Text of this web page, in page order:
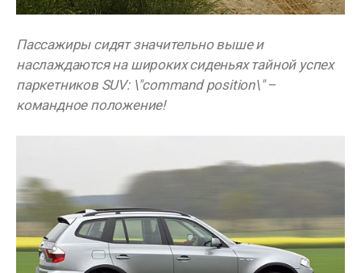
Пассажиры сидят значительно выше и
наслаждаются на широких сиденьях тайной успех
паркетников SUV: \"command position\" –
командное положение!